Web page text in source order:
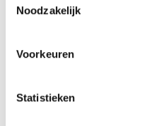
Noodzakelijk
Voorkeuren
Statistieken